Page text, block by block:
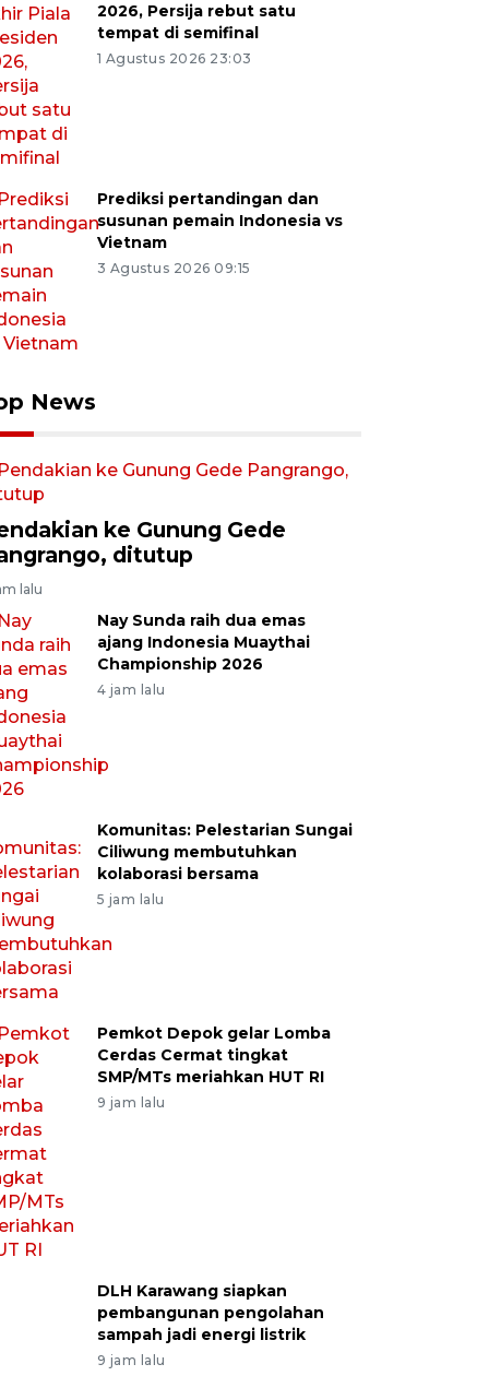
2026, Persija rebut satu
tempat di semifinal
1 Agustus 2026 23:03
Prediksi pertandingan dan
susunan pemain Indonesia vs
Vietnam
3 Agustus 2026 09:15
News
ke Gunung Gede
ditutup
lalu
Nay Sunda raih dua emas
ajang Indonesia Muaythai
Championship 2026
4 jam lalu
Komunitas: Pelestarian Sungai
Ciliwung membutuhkan
kolaborasi bersama
5 jam lalu
Pemkot Depok gelar Lomba
Cerdas Cermat tingkat
SMP/MTs meriahkan HUT RI
9 jam lalu
DLH Karawang siapkan
pembangunan pengolahan
sampah jadi energi listrik
9 jam lalu